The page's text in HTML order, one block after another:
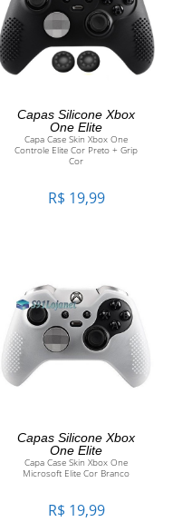
ADICIONAR AO
CARRINHO
Capas Silicone Xbox
One Elite
Capa Case Skin Xbox One
Controle Elite Cor Preto + Grip
Cor
R$ 19,99
ADICIONAR AO
CARRINHO
Capas Silicone Xbox
One Elite
Capa Case Skin Xbox One
Microsoft Elite Cor Branco
R$ 19,99